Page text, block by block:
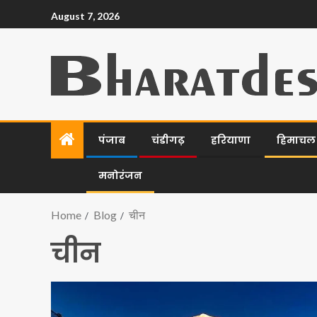
August 7, 2026
पंजाब चंडीगढ़ हरियाणा हिमाचल
मनोरंजन
Home Blog चीन
चीन